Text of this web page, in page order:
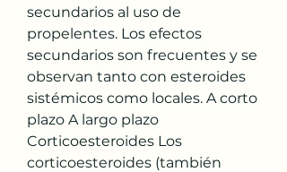
secundarios al uso de
propelentes. Los efectos
secundarios son frecuentes y se
observan tanto con esteroides
sistémicos como locales. A corto
plazo A largo plazo
Corticoesteroides Los
corticoesteroides (también